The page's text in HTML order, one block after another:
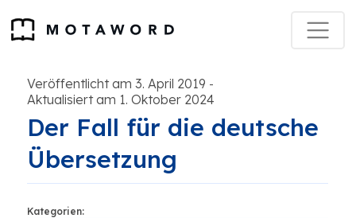
Veröffentlicht am 3. April 2019 -
Aktualisiert am 1. Oktober 2024
Der Fall für die deutsche
Übersetzung
Kategorien: